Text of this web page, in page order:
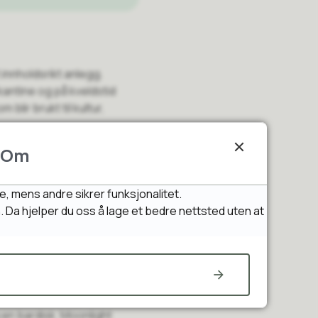
anlegg.
og på kveldstid
blir brukt til kultur,
og bruker anlegget for
er det muligheter for
Om
mens andre sikrer funksjonalitet.
Da hjelper du oss å lage et bedre nettsted uten at